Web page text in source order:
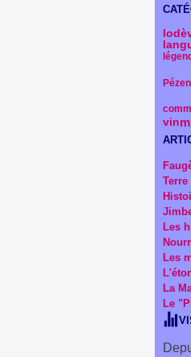
vin
Terre
Les
Les
La
Le